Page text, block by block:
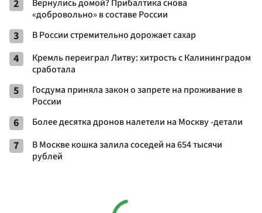
2
Вернулись домой? Прибалтика снова
«добровольно» в составе России
3 В России стремительно дорожает сахар
4
Кремль переиграл Литву: хитрость с Калининградом
сработала
5
Госдума приняла закон о запрете на проживание в
России
6 Более десятка дронов налетели на Москву -детали
7
В Москве кошка залила соседей на 654 тысячи
рублей